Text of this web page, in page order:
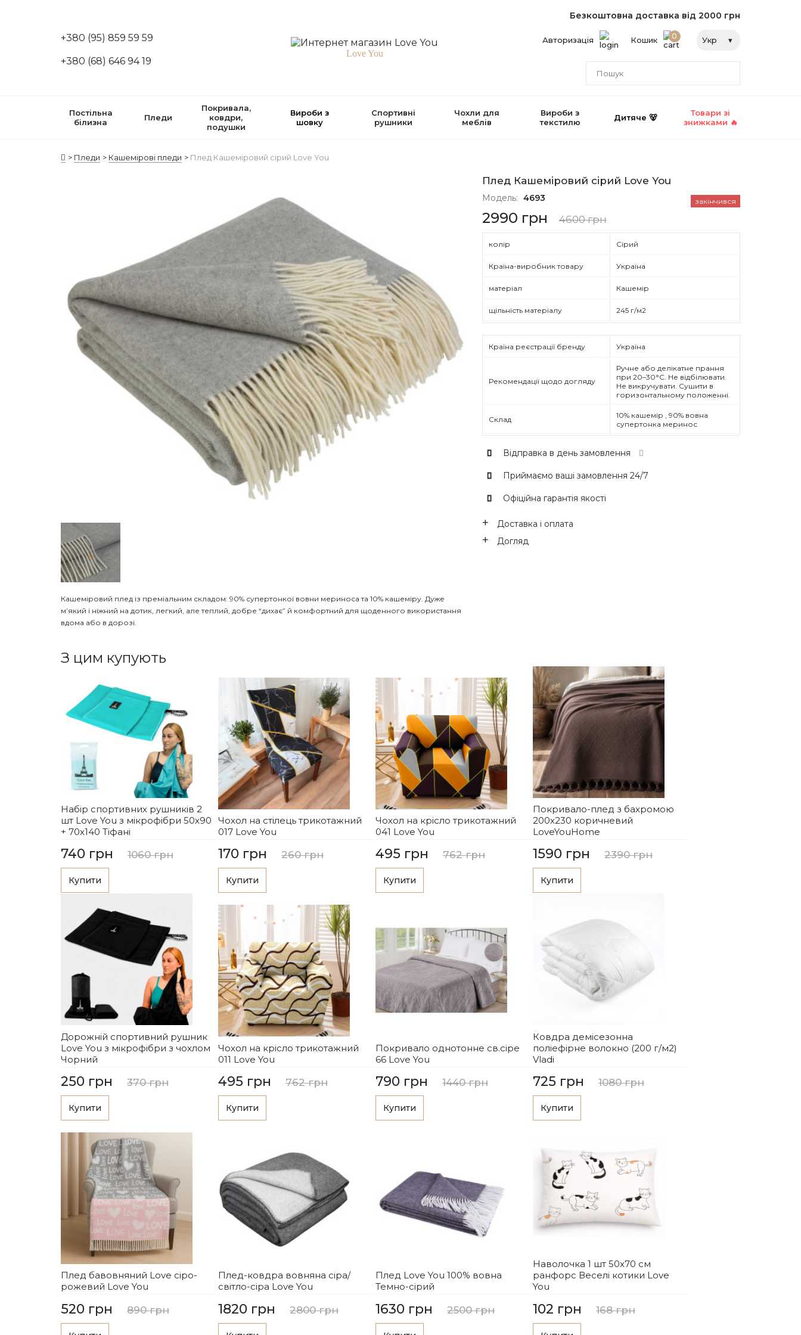
+380 (95) 859 59 59
+380 (68) 646 94 19
Love You
Безкоштовна доставка від 2000 грн
Авторизація Кошик 0 Укр
Постільна
білизна
Пледи
Покривала,
ковдри,
подушки
Вироби з
шовку
Спортивні
рушники
Чохли для
меблів
Вироби з
текстилю
Дитяче 🐻
Товари зі
знижками 🔥
Пледи Кашемірові пледи Плед Кашеміровий сірий Love You
Плед Кашеміровий сірий Love You
Модель: 4693 закінчився
2990 грн 4600 грн
колір Сірий
Країна-виробник товару Україна
матеріал Кашемір
щільність матеріалу 245 г/м2
Країна реєстрації бренду Україна
Рекомендації щодо догляду
Ручне або делікатне прання
при 20–30°C. Не відбілювати.
Не викручувати. Сушити в
горизонтальному положенні.
Склад
10% кашемір , 90% вовна
супертонка меринос
Відправка в день замовлення
Приймаємо ваші замовлення 24/7
Офіційна гарантія якості
Доставка і оплата
Догляд
Кашеміровий плед із преміальним складом: 90% супертонкої вовни мериноса та 10% кашеміру. Дуже
м’який і ніжний на дотик, легкий, але теплий, добре “дихає” й комфортний для щоденного використання
вдома або в дорозі.
З цим купують
Набір спортивних рушників 2
шт Love You з мікрофібри 50х90
+ 70х140 Тіфані
740 грн 1060 грн
Купити
Чохол на стілець трикотажний
017 Love You
170 грн 260 грн
Купити
Чохол на крісло трикотажний
041 Love You
495 грн 762 грн
Купити
Покривало-плед з бахромою
200х230 коричневий
LoveYouHome
1590 грн 2390 грн
Купити
Дорожній спортивний рушник
Love You з мікрофібри з чохлом
Чорний
250 грн 370 грн
Купити
Чохол на крісло трикотажний
011 Love You
495 грн 762 грн
Купити
Покривало однотонне св.сіре
66 Love You
790 грн 1440 грн
Купити
Ковдра демісезонна
поліефірне волокно (200 г/м2)
Vladi
725 грн 1080 грн
Купити
Плед бавовняний Love сіро-
рожевий Love You
520 грн 890 грн
Плед-ковдра вовняна сіра/
світло-сіра Love You
1820 грн 2800 грн
Плед Love You 100% вовна
Темно-сірий
1630 грн 2500 грн
Наволочка 1 шт 50x70 см
ранфорс Веселі котики Love
You
102 грн 168 грн